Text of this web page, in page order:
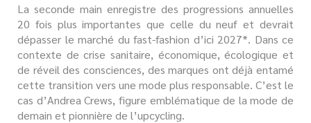
La seconde main enregistre des progressions annuelles
20 fois plus importantes que celle du neuf et devrait
dépasser le marché du fast-fashion d’ici 2027*. Dans ce
contexte de crise sanitaire, économique, écologique et
de réveil des consciences, des marques ont déjà entamé
cette transition vers une mode plus responsable. C’est le
cas d’Andrea Crews, figure emblématique de la mode de
demain et pionnière de l’upcycling.